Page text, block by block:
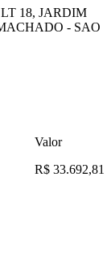
18, JARDIM
- SAO
Valor
R$ 33.692,81